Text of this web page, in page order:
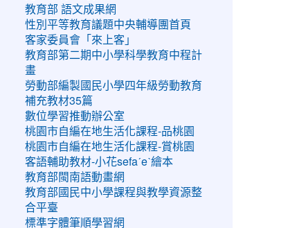
教育部 語文成果網
性別平等教育議題中央輔導團首頁
客家委員會「來上客」
教育部第二期中小學科學教育中程計
畫
勞動部編製國民小學四年級勞動教育
補充教材35篇
數位學習推動辦公室
桃園市自編在地生活化課程-品桃園
桃園市自編在地生活化課程-賞桃園
客語輔助教材-小花sefaˊeˋ繪本
教育部閩南語動畫網
教育部國民中小學課程與教學資源整
合平臺
標準字體筆順學習網